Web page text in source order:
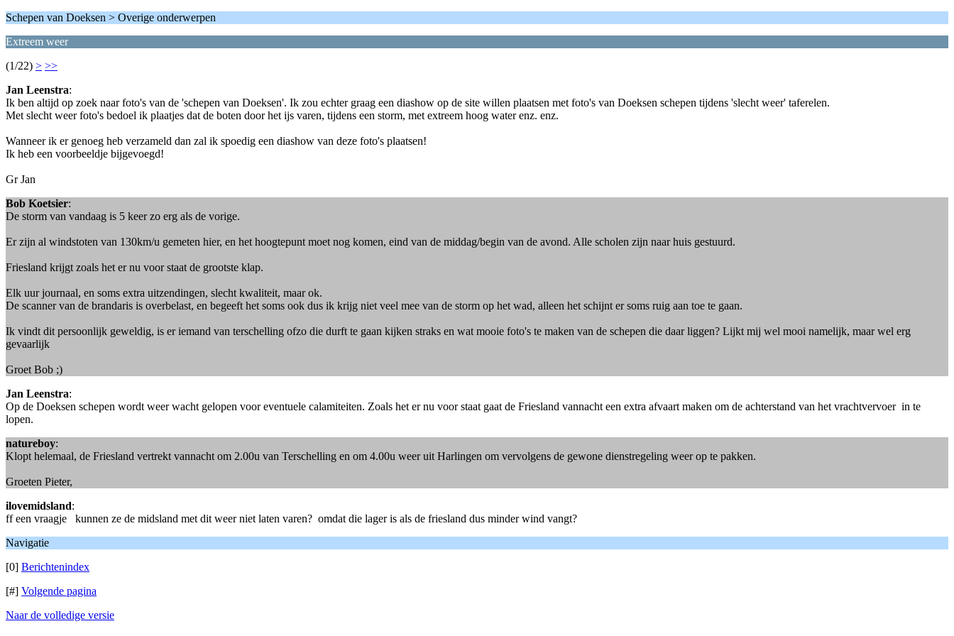
Schepen van Doeksen > Overige onderwerpen
Extreem weer
(1/22) > >>
Jan Leenstra:
Ik ben altijd op zoek naar foto's van de 'schepen van Doeksen'. Ik zou echter graag een diashow op de site willen plaatsen met foto's van Doeksen schepen tijdens 'slecht weer' taferelen.
Met slecht weer foto's bedoel ik plaatjes dat de boten door het ijs varen, tijdens een storm, met extreem hoog water enz. enz.
Wanneer ik er genoeg heb verzameld dan zal ik spoedig een diashow van deze foto's plaatsen!
Ik heb een voorbeeldje bijgevoegd!
Gr Jan
Bob Koetsier:
De storm van vandaag is 5 keer zo erg als de vorige.
Er zijn al windstoten van 130km/u gemeten hier, en het hoogtepunt moet nog komen, eind van de middag/begin van de avond. Alle scholen zijn naar huis gestuurd.
Friesland krijgt zoals het er nu voor staat de grootste klap.
Elk uur journaal, en soms extra uitzendingen, slecht kwaliteit, maar ok.
De scanner van de brandaris is overbelast, en begeeft het soms ook dus ik krijg niet veel mee van de storm op het wad, alleen het schijnt er soms ruig aan toe te gaan.
Ik vindt dit persoonlijk geweldig, is er iemand van terschelling ofzo die durft te gaan kijken straks en wat mooie foto's te maken van de schepen die daar liggen? Lijkt mij wel mooi namelijk, maar wel erg
gevaarlijk
Groet Bob ;)
Jan Leenstra:
Op de Doeksen schepen wordt weer wacht gelopen voor eventuele calamiteiten. Zoals het er nu voor staat gaat de Friesland vannacht een extra afvaart maken om de achterstand van het vrachtvervoer in te
lopen.
natureboy:
Klopt helemaal, de Friesland vertrekt vannacht om 2.00u van Terschelling en om 4.00u weer uit Harlingen om vervolgens de gewone dienstregeling weer op te pakken.
Groeten Pieter,
ilovemidsland:
ff een vraagje kunnen ze de midsland met dit weer niet laten varen? omdat die lager is als de friesland dus minder wind vangt?
Navigatie
[0] Berichtenindex
[#] Volgende pagina
Naar de volledige versie